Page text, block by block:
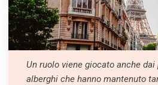
Un ruolo viene giocato anche
alberghi che hanno mantenuto